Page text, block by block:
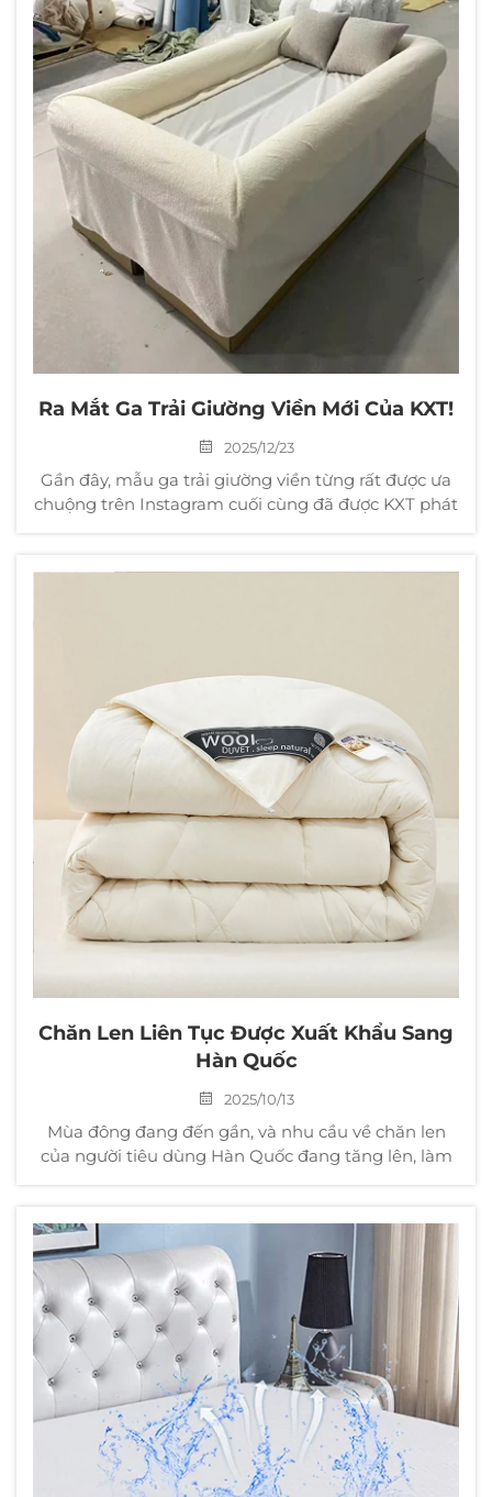
Ra Mắt Ga Trải Giường Viền Mới Của KXT!
2025/12/23
Gần đây, mẫu ga trải giường viền từng rất được ưa
chuộng trên Instagram cuối cùng đã được KXT phát
nền tảng mạng xã hội như Instagram do i...
Chăn Len Liên Tục Được Xuất Khẩu Sang
Hàn Quốc
2025/10/13
Mùa đông đang đến gần, và nhu cầu về chăn len
của người tiêu dùng Hàn Quốc đang tăng lên, làm
hàng Hàn Quốc đã đặt nhiều đơn hàng tái mua với
số lượng lớn...